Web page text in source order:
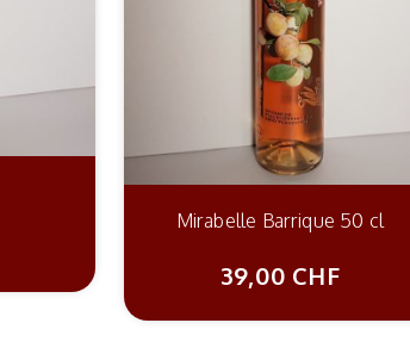
Mirabelle Barrique 50 cl
39,00 CHF